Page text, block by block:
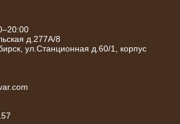
д.277А/8
ул.Станционная д.60/1, корпус